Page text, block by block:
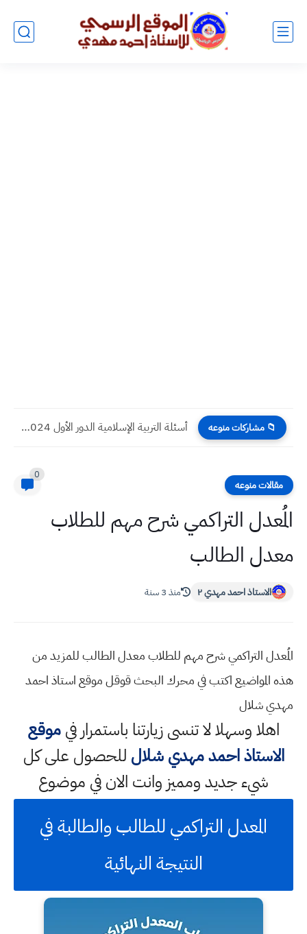
📁 مشاركات منوعه أسئلة التربية الإسلامية الدور الأول 2024 صف السادس العلمي
مقالات منوعه
0
المُعدل التراكمي شرح مهم للطلاب
معدل الطالب
الاستاذ احمد مهدي ٢ منذ 3 سنة
المُعدل التراكمي شرح مهم للطلاب معدل الطالب للمزيد من
هذه المواضيع اكتب في محرك البحث قوقل موقع استاذ احمد
مهدي شلال
اهلا وسهلالا تنسى زيارتنا باستمرار فيموقع
الاستاذ احمد مهدي شلال للحصول على كل
شيء جديد ومميز وانت الان في موضوع
المعدل التراكمي للطالب والطالبة في
النتيجة النهائية